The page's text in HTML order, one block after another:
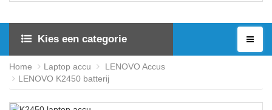
Kies een categorie
Home Laptop accu
LENOVO Accus
LENOVO K2450 batterij